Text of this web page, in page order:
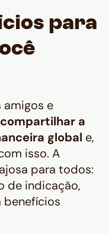
para
amigos e
compartilhar a
global e,
isso. A
para todos:
de indicação,
benefícios